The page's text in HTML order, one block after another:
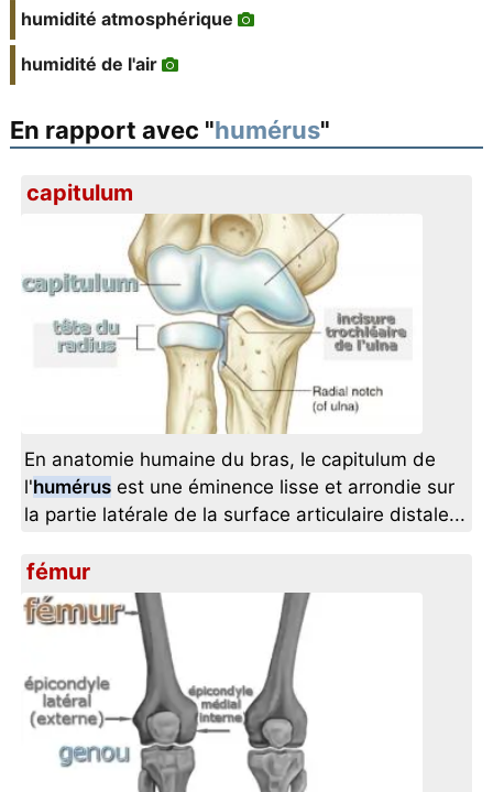
humidité atmosphérique
humidité de l'air
En rapport avec "humérus"
capitulum
En anatomie humaine du bras, le capitulum de
l'humérus est une éminence lisse et arrondie sur
la partie latérale de la surface articulaire distale...
fémur